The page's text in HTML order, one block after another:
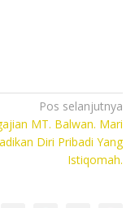
Pos selanjutnya
MT. Balwan. Mari
Diri Pribadi Yang
Istiqomah.